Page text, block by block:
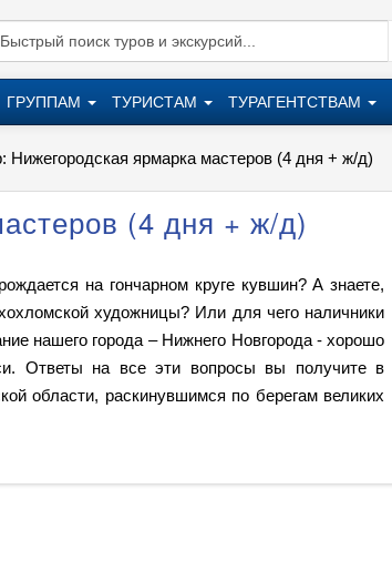
ГРУППАМ ТУРИСТАМ ТУРАГЕНТСТВАМ
Нижегородская ярмарка мастеров (4 дня + ж/д)
(4 дня + ж/д)
на гончарном круге кувшин? А знаете,
художницы? Или для чего наличники
нашего города – Нижнего Новгорода - хорошо
Ответы на все эти вопросы вы получите в
области, раскинувшимся по берегам великих